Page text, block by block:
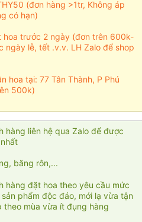
(đơn hàng >1tr, Không áp
có hạn)
trước 2 ngày (đơn trên 600k-
ngày lễ, tết .v.v. LH Zalo để shop
hoa tại: 77 Tân Thành, P Phú
500k)
hàng liên hệ qua Zalo để được
băng rôn,...
hàng đặt hoa theo yêu cầu mức
phẩm độc đáo, mới lạ vừa tận
mùa vừa ít đụng hàng